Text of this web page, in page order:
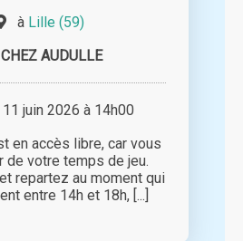
à Lille (59)
CHEZ AUDULLE
juin 2026 à 14h00
en accès libre, car vous
de votre temps de jeu.
repartez au moment qui
entre 14h et 18h, [...]